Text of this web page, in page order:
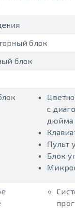
блок
блок
с
дюйма
Пульт
Блок